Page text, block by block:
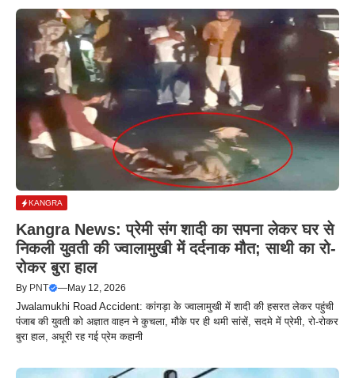
KANGRA
Kangra News: प्रेमी संग शादी का सपना लेकर घर से
निकली युवती की ज्वालामुखी में दर्दनाक मौत; साथी का रो-
रोकर बुरा हाल
By PNT —May 12, 2026
Jwalamukhi Road Accident: कांगड़ा के ज्वालामुखी में शादी की हसरत लेकर पहुंची
पंजाब की युवती को अज्ञात वाहन ने कुचला, मौके पर ही थमी सांसें, सदमे में प्रेमी, रो-रोकर
बुरा हाल, अधूरी रह गई प्रेम कहानी